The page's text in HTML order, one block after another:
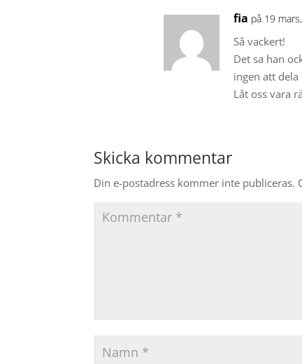
fia på 19
Så vackert!
Det sa han
ingen att
Låt oss vara
Skicka kommentar
Din e-postadress kommer inte publiceras.